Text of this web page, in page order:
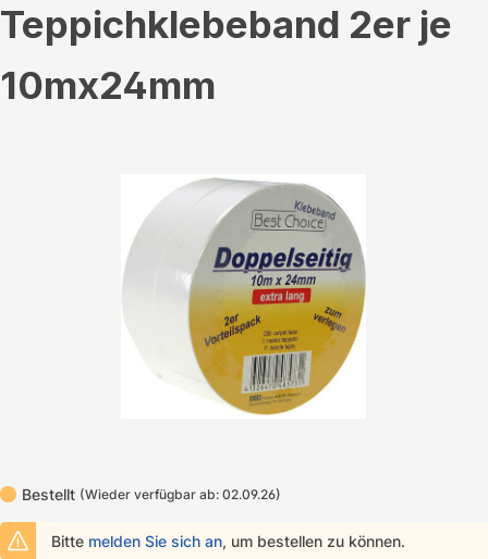
Teppichklebeband 2er je
10mx24mm
Bildergalerie überspringen
Bestellt (Wieder verfügbar ab: 02.09.26)
Bitte melden Sie sich an, um bestellen zu können.